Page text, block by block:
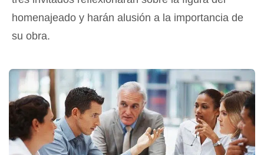
homenajeado y harán alusión a la importancia de
su obra.